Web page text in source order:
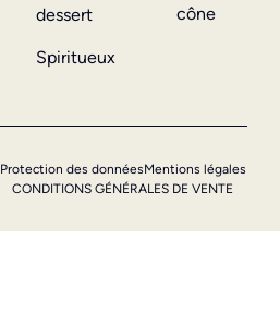
dessert
Spiritueux
cône
Protection des donnéesMentions légales
CONDITIONS GÉNÉRALES DE VENTE